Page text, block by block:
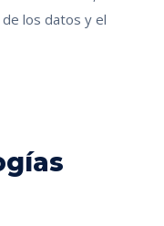
los datos y el